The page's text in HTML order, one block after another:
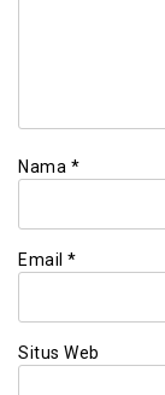
Nama *
Email *
Situs Web